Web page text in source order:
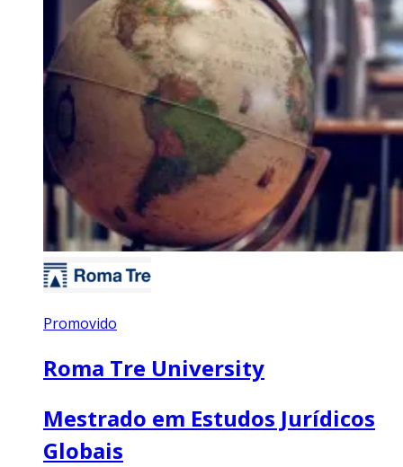
Promovido
Roma Tre University
Mestrado em Estudos Jurídicos
Globais